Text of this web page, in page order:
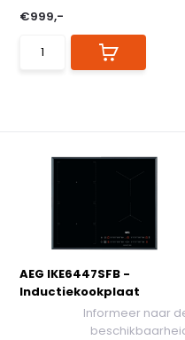
€999,-
AEG IKE6447SFB -
Inductiekookplaat
Informeer naar